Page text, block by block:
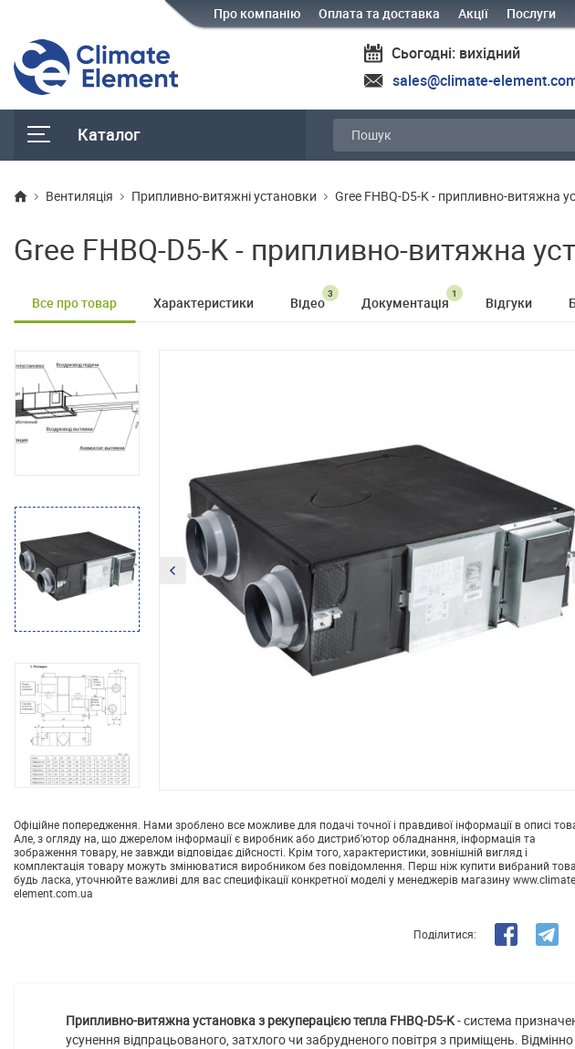
Про компанію Оплата та доставка Акції Послуги
Сьогодні: вихідний
sales@climate-
Каталог
Вентиляція Припливно-витяжні установки Gree FHBQ-D5-K - припливно-витяжна
Gree FHBQ-D5-K - припливно-витяжна
Все про товар Характеристики Відео
3
Документація
1
Відгуки
Офіційне попередження. Нами зроблено все можливе для подачі точної і правдивої інформації в описі
Але, з огляду на, що джерелом інформації є виробник або дистриб'ютор обладнання, інформація та
зображення товару, не завжди відповідає дійсності. Крім того, характеристики, зовнішній вигляд і
комплектація товару можуть змінюватися виробником без повідомлення. Перш ніж купити вибраний
будь ласка, уточнюйте важливі для вас специфікації конкретної моделі у менеджерів магазину
element.com.ua
Поділитися:
Припливно-витяжна установка з рекуперацією тепла FHBQ-D5-K- система
усунення відпрацьованого, затхлого чи забрудненого повітря з приміщень.